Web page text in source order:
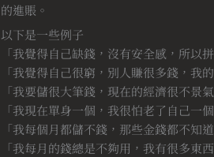
的進賬。
以下是一些例子
「我覺得自己缺錢，沒有安全感，所以
「我覺得自己很窮，別人賺很多錢，我
「我要儲很大筆錢，現在的經濟很不景
「我現在單身一個，我很怕老了自己一
「我每個月都儲不錢，那些金錢都不知
「我每月的錢總是不夠用，我有很多東